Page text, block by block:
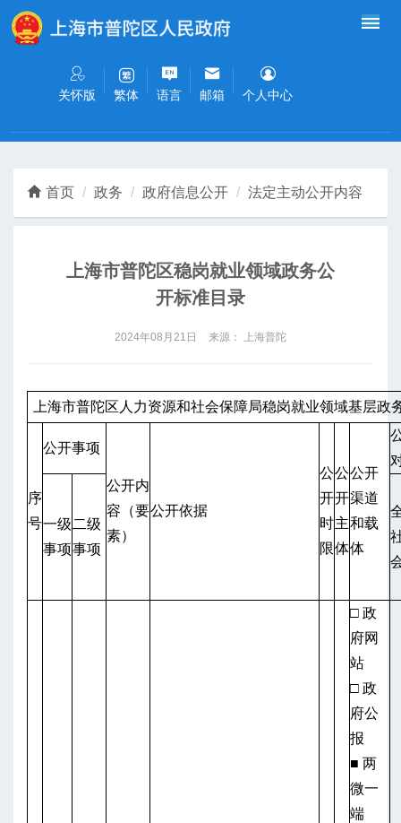
无障碍操作说明
关怀版 繁体 语言 邮箱 个人中心
首页 政务 政府信息公开 法定主动公开内容
上海市普陀区稳岗就业领域政务公
开标准目录
2024年08月21日 来源： 上海普陀
上海市普陀区人力资源和社会保障局稳岗就业领域基层政
序
号
公开事项
公开内
容（要
素）
公开依据
公
开
时
限
公
开
主
体
公开
渠道
和载
体
一级
事项
二级
事项
□ 政
府网
站
□ 政
府公
报
■ 两
微一
端